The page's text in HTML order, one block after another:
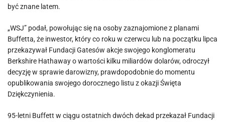
być znane latem.
„WSJ” podał, powołując się na osoby zaznajomione z planami
Buffetta, że inwestor, który co roku w czerwcu lub na początku lipca
przekazywał Fundacji Gatesów akcje swojego konglomeratu
Berkshire Hathaway o wartości kilku miliardów dolarów, odroczył
decyzję w sprawie darowizny, prawdopodobnie do momentu
opublikowania swojego dorocznego listu z okazji Święta
Dziękczynienia.
95-letni Buffett w ciągu ostatnich dwóch dekad przekazał Fundacji